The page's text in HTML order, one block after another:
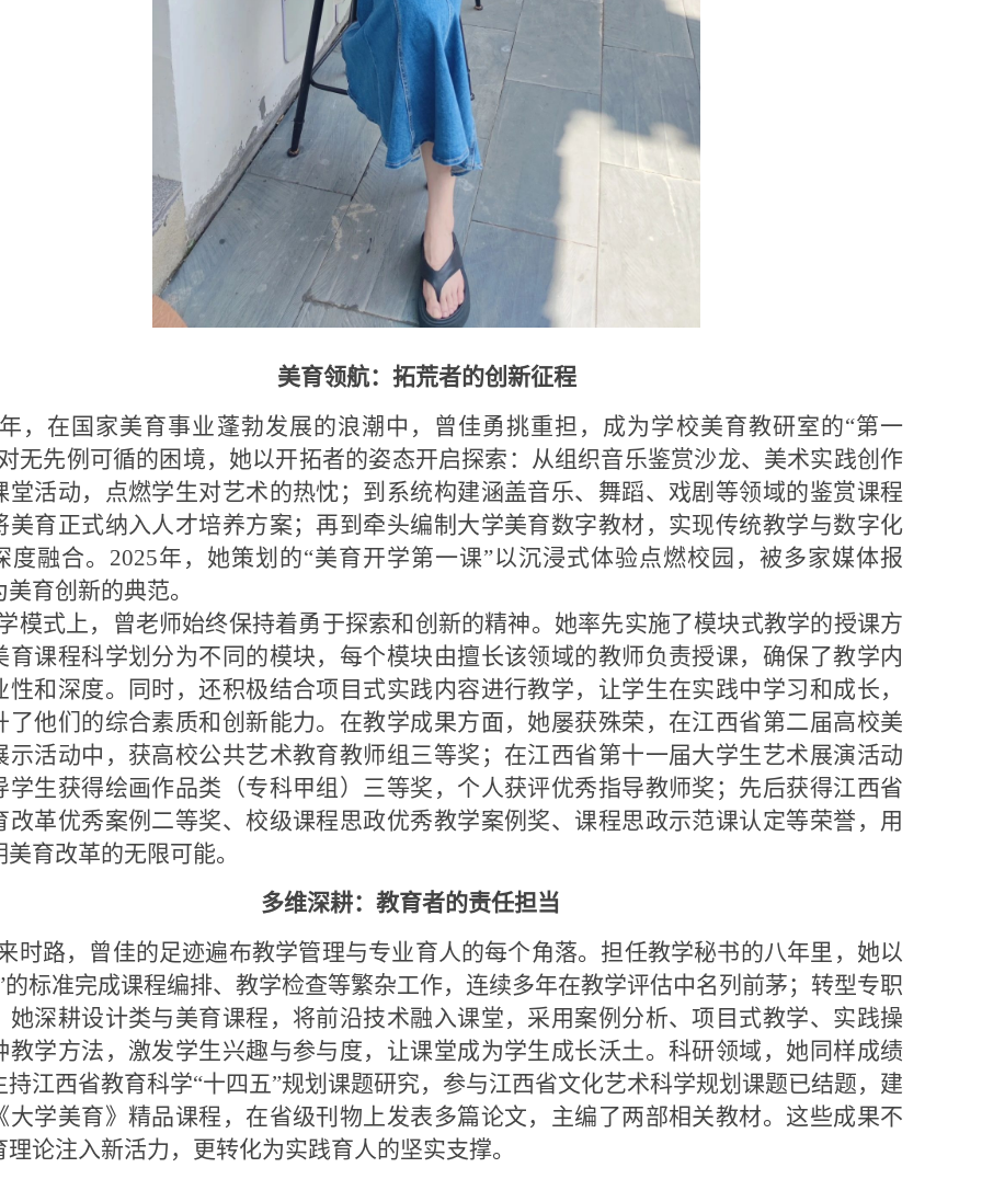
美育领航：拓荒者的创新征程
，在国家美育事业蓬勃发展的浪潮中，曾佳勇挑重担，成为学校美育教研室的“第一
无先例可循的困境，她以开拓者的姿态开启探索：从组织音乐鉴赏沙龙、美术实践创作
堂活动，点燃学生对艺术的热忱；到系统构建涵盖音乐、舞蹈、戏剧等领域的鉴赏课程
美育正式纳入人才培养方案；再到牵头编制大学美育数字教材，实现传统教学与数字化
度融合。2025年，她策划的“美育开学第一课”以沉浸式体验点燃校园，被多家媒体报
美育创新的典范。
模式上，曾老师始终保持着勇于探索和创新的精神。她率先实施了模块式教学的授课方
育课程科学划分为不同的模块，每个模块由擅长该领域的教师负责授课，确保了教学内
性和深度。同时，还积极结合项目式实践内容进行教学，让学生在实践中学习和成长，
了他们的综合素质和创新能力。在教学成果方面，她屡获殊荣，在江西省第二届高校美
示活动中，获高校公共艺术教育教师组三等奖；在江西省第十一届大学生艺术展演活动
学生获得绘画作品类（专科甲组）三等奖，个人获评优秀指导教师奖；先后获得江西省
改革优秀案例二等奖、校级课程思政优秀教学案例奖、课程思政示范课认定等荣誉，用
育改革的无限可能。
多维深耕：教育者的责任担当
时路，曾佳的足迹遍布教学管理与专业育人的每个角落。担任教学秘书的八年里，她以
的标准完成课程编排、教学检查等繁杂工作，连续多年在教学评估中名列前茅；转型专职
她深耕设计类与美育课程，将前沿技术融入课堂，采用案例分析、项目式教学、实践操
教学方法，激发学生兴趣与参与度，让课堂成为学生成长沃土。科研领域，她同样成绩
持江西省教育科学“十四五”规划课题研究，参与江西省文化艺术科学规划课题已结题，建
大学美育》精品课程，在省级刊物上发表多篇论文，主编了两部相关教材。这些成果不
理论注入新活力，更转化为实践育人的坚实支撑。